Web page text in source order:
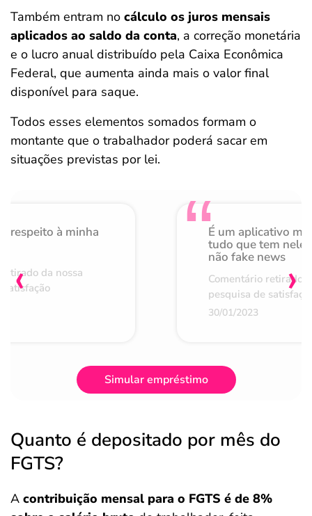
Também entram no cálculo os juros mensais
aplicados ao saldo da conta, a correção monetária
e o lucro anual distribuído pela Caixa Econômica
Federal, que aumenta ainda mais o valor final
disponível para saque.
Todos esses elementos somados formam o
montante que o trabalhador poderá sacar em
situações previstas por lei.
respeito à minha
da nossa
É um aplicativo
tudo que tem nele
não fake news
Comentário retirado
pesquisa de
30/01/2023
‹ ›
Simular empréstimo
Quanto é depositado por mês do
FGTS?
A contribuição mensal para o FGTS é de 8%